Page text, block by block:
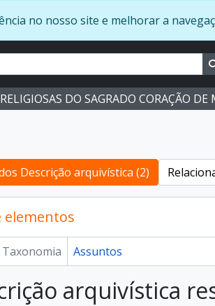
no nosso site e melhorar a
DO SAGRADO CORAÇÃO DE
Descrição arquivística (2)
elementos
Taxonomia Assuntos
arquivística